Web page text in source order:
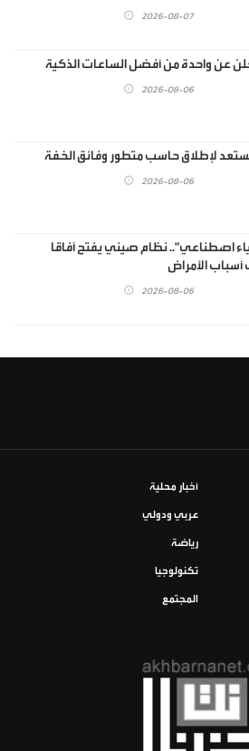
2026-08-07
عن واحدة من أفضل الساعات الذكية
2026-08-06
لإطلاق حاسب متطور وفائق الخفة
2026-08-06
اصطناعي".. نظام صيني يفتح آفاقا
الأمراض
2026-08-06
أخبار محلية
عربي ودولي
رياضة
تكنولوجيا
المجتمع